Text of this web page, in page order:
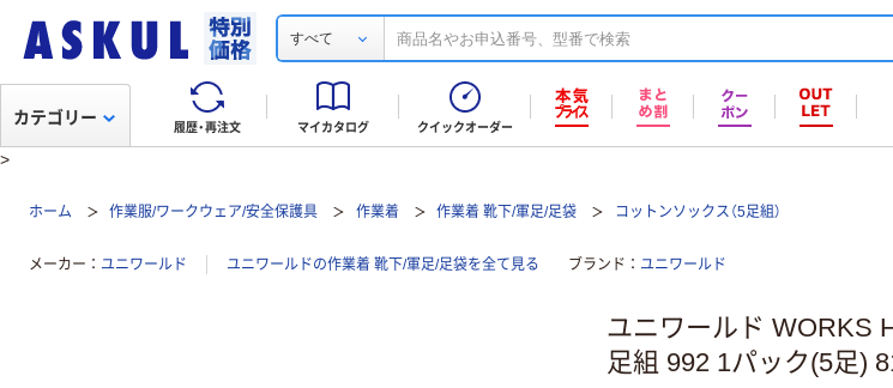
すべて
履歴・再注文 マイカタログ クイックオーダー
カテゴリー
>
ホーム 作業服/ワークウェア/安全保護具 作業着 作業着 靴下/軍足/足袋 コットンソックス（5足組）
メーカー ユニワールド ユニワールドの作業着 靴下/軍足/足袋を全て見る ブランド ユニワールド
ユニワールド WORKS
足組 992 1パック(5足)